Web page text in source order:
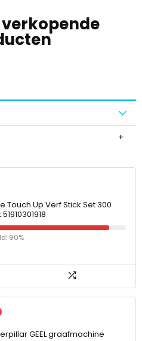
Touch Up Verf Stick Set 300
90%
GEEL graafmachine